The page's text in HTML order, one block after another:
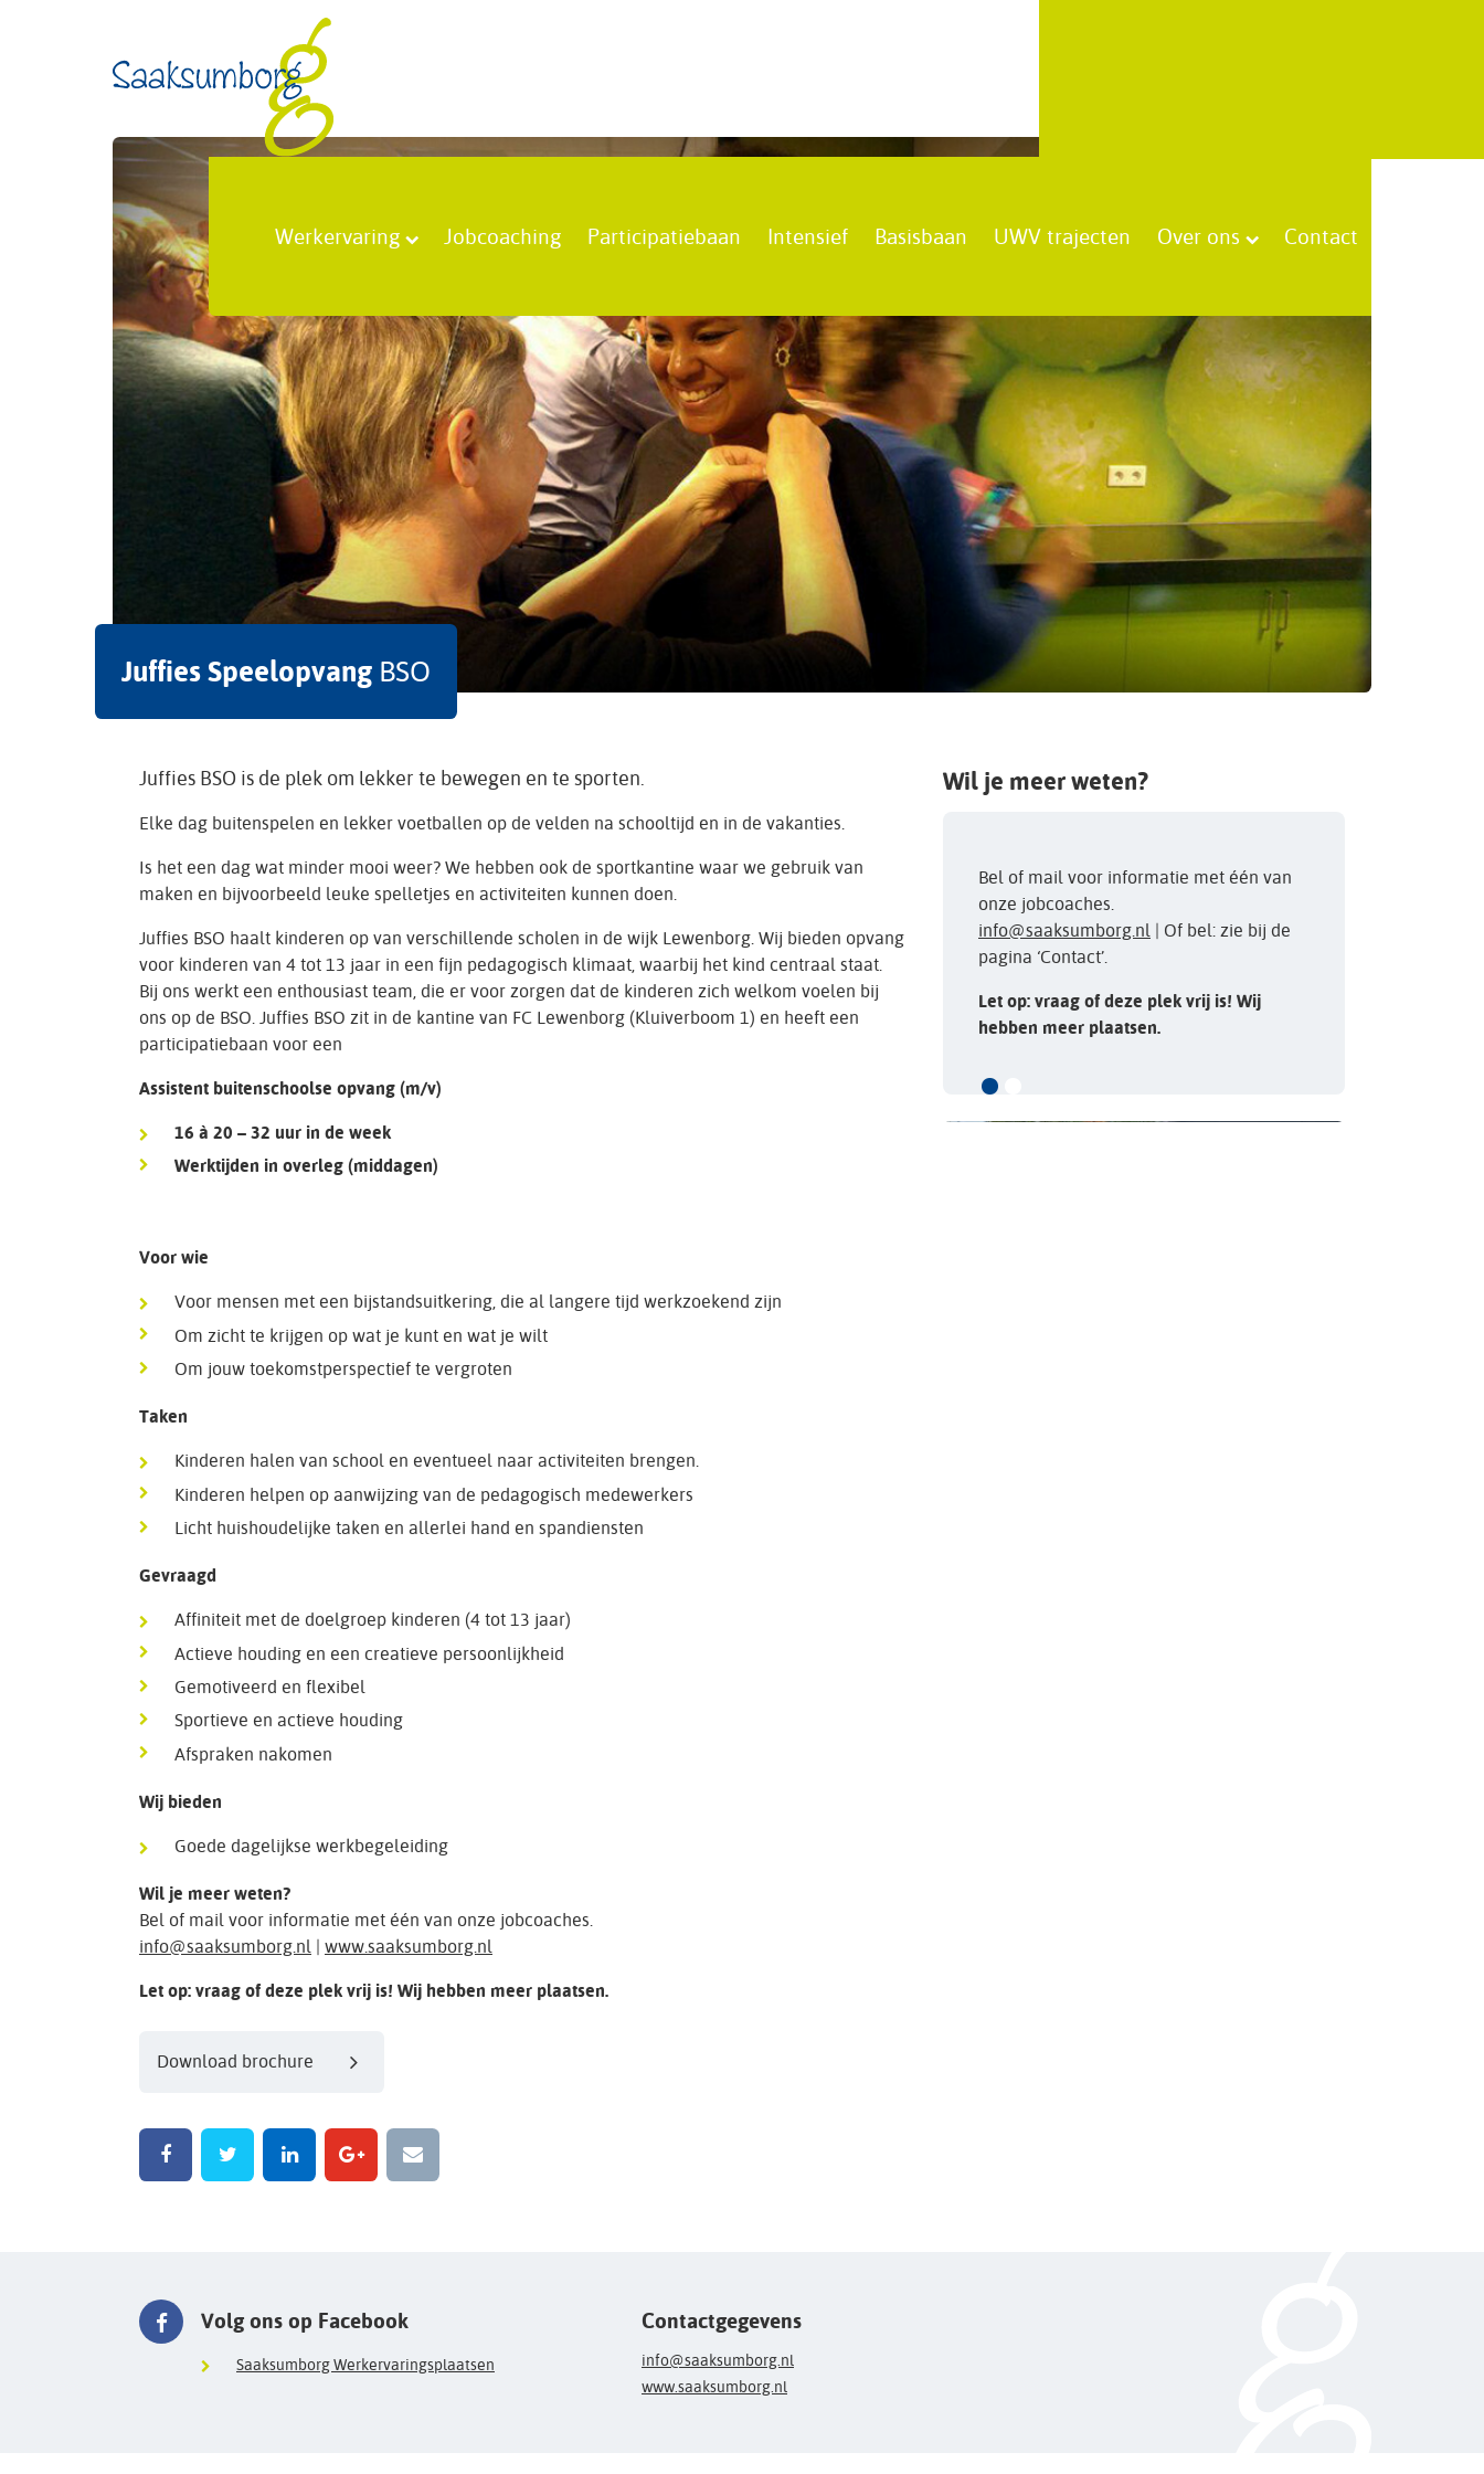
Werkervaring Jobcoaching Participatiebaan Intensief Basisbaan UWV trajecten Over ons Contact
Juffies Speelopvang BSO
Juffies BSO is de plek om lekker te bewegen en te sporten.
Elke dag buitenspelen en lekker voetballen op de velden na schooltijd en in de vakanties.
Is het een dag wat minder mooi weer? We hebben ook de sportkantine waar we gebruik van
maken en bijvoorbeeld leuke spelletjes en activiteiten kunnen doen.
Juffies BSO haalt kinderen op van verschillende scholen in de wijk Lewenborg. Wij bieden opvang
voor kinderen van 4 tot 13 jaar in een fijn pedagogisch klimaat, waarbij het kind centraal staat.
Bij ons werkt een enthousiast team, die er voor zorgen dat de kinderen zich welkom voelen bij
ons op de BSO. Juffies BSO zit in de kantine van FC Lewenborg (Kluiverboom 1) en heeft een
participatiebaan voor een
Assistent buitenschoolse opvang (m/v)
16 à 20 – 32 uur in de week
Werktijden in overleg (middagen)
Voor wie
Voor mensen met een bijstandsuitkering, die al langere tijd werkzoekend zijn
Om zicht te krijgen op wat je kunt en wat je wilt
Om jouw toekomstperspectief te vergroten
Taken
Kinderen halen van school en eventueel naar activiteiten brengen.
Kinderen helpen op aanwijzing van de pedagogisch medewerkers
Licht huishoudelijke taken en allerlei hand en spandiensten
Gevraagd
Affiniteit met de doelgroep kinderen (4 tot 13 jaar)
Actieve houding en een creatieve persoonlijkheid
Gemotiveerd en flexibel
Sportieve en actieve houding
Afspraken nakomen
Wij bieden
Goede dagelijkse werkbegeleiding
Wil je meer weten?
Bel of mail voor informatie met één van onze jobcoaches.
info@saaksumborg.nl | www.saaksumborg.nl
Let op: vraag of deze plek vrij is! Wij hebben meer plaatsen.
Download brochure
Wil je meer weten?
Bel of mail voor informatie met één van
onze jobcoaches.
info@saaksumborg.nl | Of bel: zie bij de
pagina ‘Contact’.
Let op: vraag of deze plek vrij is! Wij
hebben meer plaatsen.
Volg ons op Facebook
Saaksumborg Werkervaringsplaatsen
Contactgegevens
info@saaksumborg.nl
www.saaksumborg.nl